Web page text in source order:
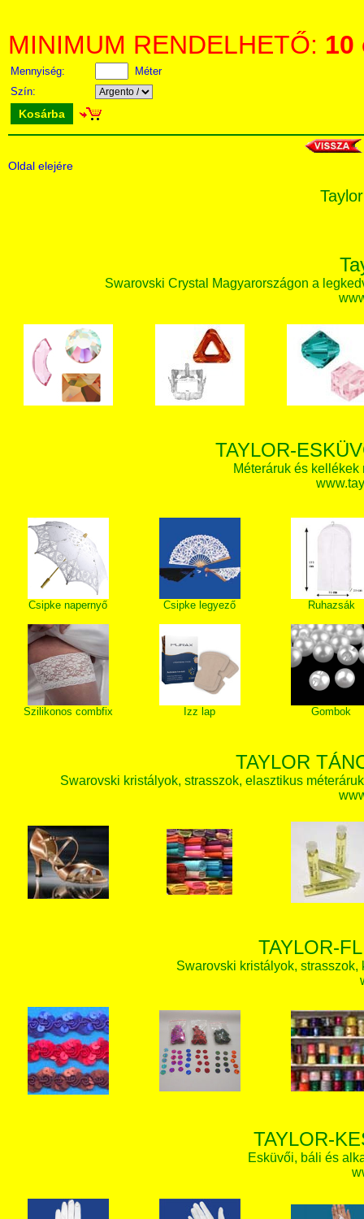
MINIMUM RENDELHETŐ: 10
Mennyiség:
Méter
Szín:
Kosárba
Oldal elejére
Swarovski Crystal Magyarországon a
TAYLOR-
Méteráruk és
Csipke napernyő Csipke legyező Ruhazsák
Szilikonos combfix Izz lap Gombok
TAYLOR
Swarovski kristályok, strasszok, elasztikus
TAYLOR-
Swarovski kristályok,
TAYLOR-
Esküvői, báli és